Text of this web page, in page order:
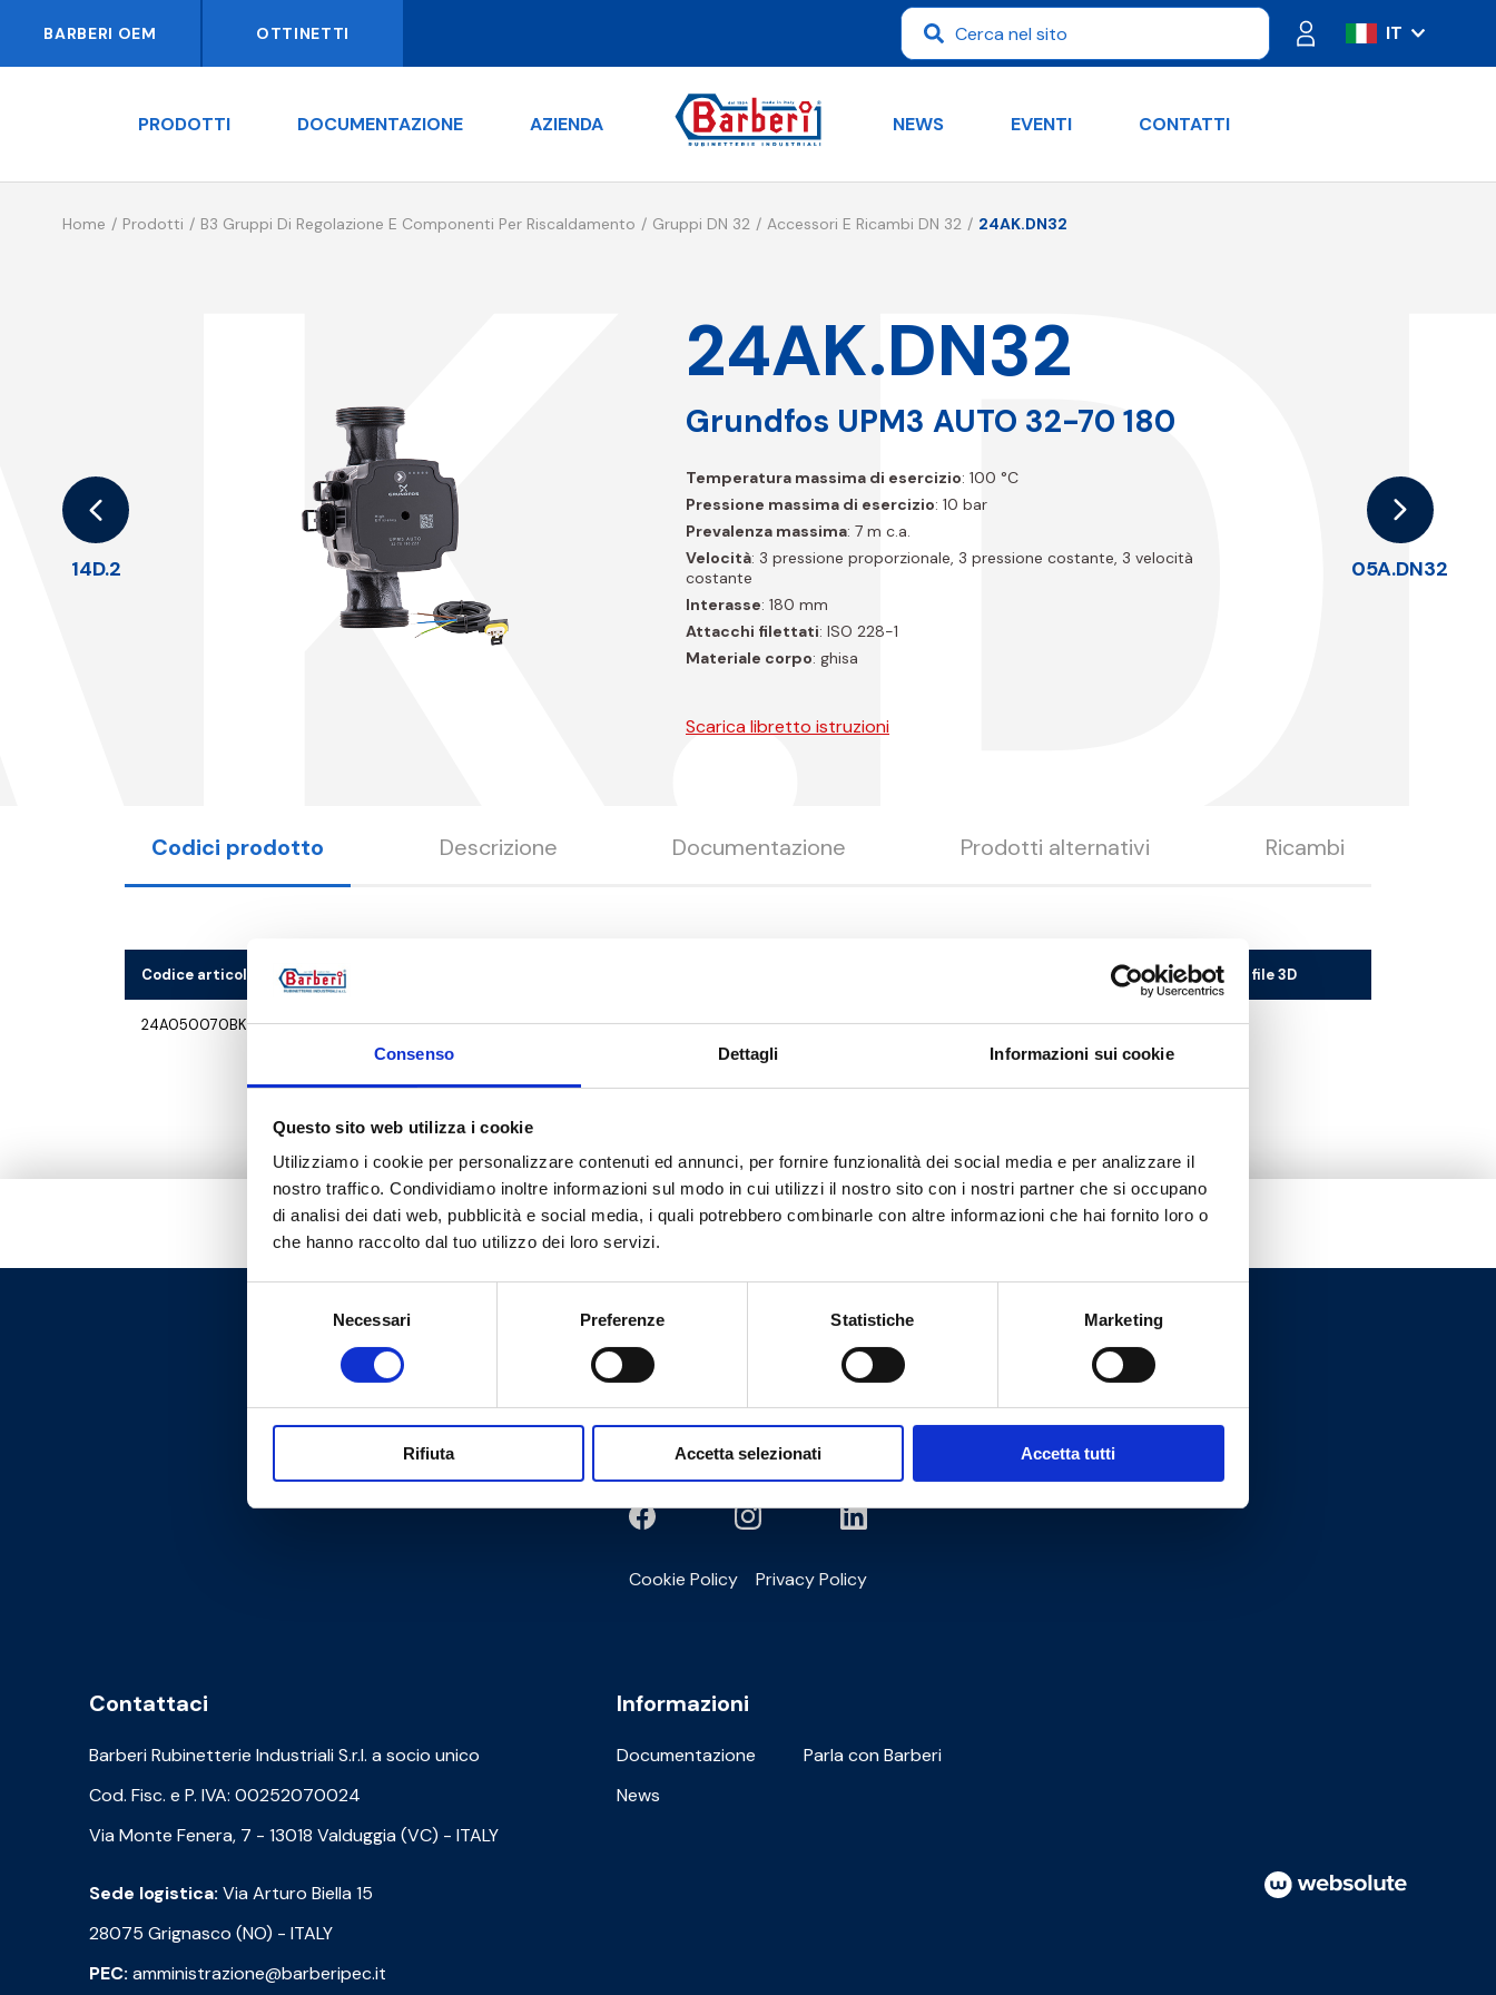
Consenso Dettagli Informazioni sui cookie
Questo sito web utilizza i cookie
Utilizziamo i cookie per personalizzare contenuti ed annunci, per fornire funzionalità dei social media e per analizzare il
nostro traffico. Condividiamo inoltre informazioni sul modo in cui utilizzi il nostro sito con i nostri partner che si occupano
di analisi dei dati web, pubblicità e social media, i quali potrebbero combinarle con altre informazioni che hai fornito loro o
che hanno raccolto dal tuo utilizzo dei loro servizi.
Necessari Preferenze Statistiche Marketing
Rifiuta Accetta selezionati Accetta tutti
BARBERI OEM OTTINETTI
IT
ES
DE
PRODOTTI DOCUMENTAZIONE AZIENDA NEWS EVENTI CONTATTI
Home Prodotti B3 Gruppi Di Regolazione E Componenti Per Riscaldamento Gruppi DN 32 Accessori E Ricambi DN 32 24AK.DN32
14D.2 05A.DN32
24AK.DN32
Grundfos UPM3 AUTO 32-70 180
Temperatura massima di esercizio: 100 °C
Pressione massima di esercizio: 10 bar
Prevalenza massima: 7 m c.a.
Velocità: 3 pressione proporzionale, 3 pressione costante, 3 velocità
costante
Interasse: 180 mm
Attacchi filettati: ISO 228-1
Materiale corpo: ghisa
Scarica libretto istruzioni
Codici prodotto Descrizione Documentazione Prodotti alternativi Ricambi
Codice articolo Scarica il file 3D
24A050070BK G 2 M 3 1
Hai bisogno di aiuto?
Cookie Policy Privacy Policy
Contattaci
Barberi Rubinetterie Industriali S.r.l. a socio unico
Cod. Fisc. e P. IVA: 00252070024
Via Monte Fenera, 7 - 13018 Valduggia (VC) - ITALY
Sede logistica: Via Arturo Biella 15
28075 Grignasco (NO) - ITALY
PEC: amministrazione@barberipec.it
Informazioni
Documentazione
Parla con Barberi
News